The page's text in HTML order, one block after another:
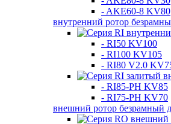
- AKE60-8 KV80
внутренний ротор
- RI50 KV100
- RI100 KV105
- RI80 V2.0
- RI85-PH KV85
- RI75-PH KV70
внешний ротор безрамный